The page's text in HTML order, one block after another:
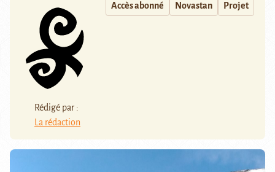
Rédigé par :
La rédaction
Accès abonné Novastan Projet